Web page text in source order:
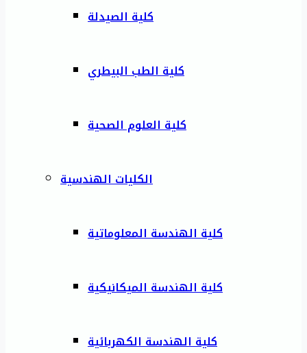
كلية الصيدلة
كلية الطب البيطري
كلية العلوم الصحية
الكليات الهندسية
كلية الهندسة المعلوماتية
كلية الهندسة الميكانيكية
كلية الهندسة الكهربائية